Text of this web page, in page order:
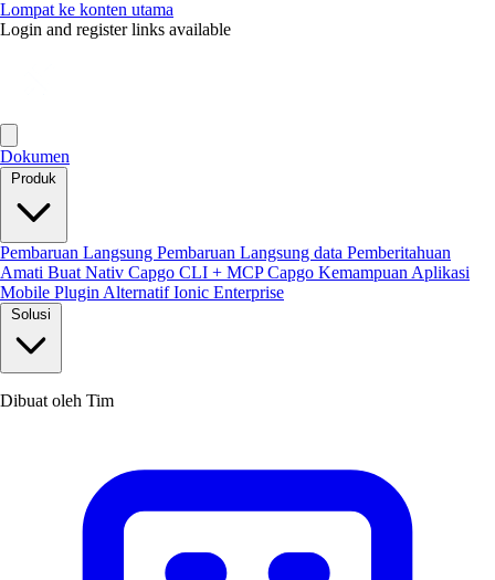
Lompat ke konten utama
Login and register links available
Dokumen
Produk
Pembaruan Langsung Pembaruan Langsung data Pemberitahuan
Amati Buat Nativ Capgo CLI + MCPCapgo Kemampuan Aplikasi
Mobile Plugin Alternatif Ionic Enterprise
Solusi
Dibuat oleh Tim